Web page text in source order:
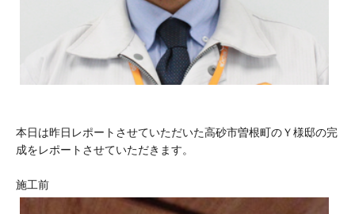
本日は昨日レポートさせていただいた高砂市曽根町のＹ様邸の完
成をレポートさせていただきます。
施工前